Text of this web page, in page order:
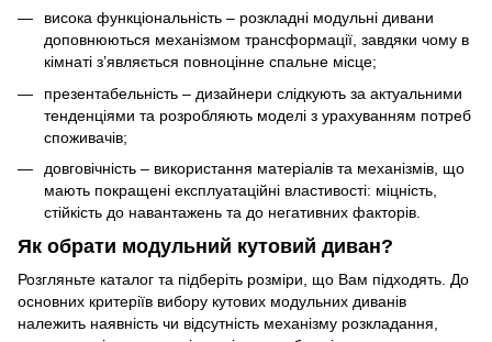
висока функціональність – розкладні модульні дивани
доповнюються механізмом трансформації, завдяки чому в
кімнаті з’являється повноцінне спальне місце;
презентабельність – дизайнери слідкують за актуальними
тенденціями та розробляють моделі з урахуванням потреб
споживачів;
довговічність – використання матеріалів та механізмів, що
мають покращені експлуатаційні властивості: міцність,
стійкість до навантажень та до негативних факторів.
Як обрати модульний кутовий диван?
Розгляньте каталог та підберіть розміри, що Вам підходять. До
основних критеріїв вибору кутових модульних диванів
належить наявність чи відсутність механізму розкладання,